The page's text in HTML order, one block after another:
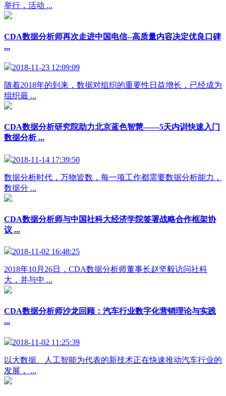
举行，活动 ...
CDA数据分析师再次走进中国电信--高质量内容决定优良口碑
...
2018-11-23 12:09:09
随着2018年的到来，数据对组织的重要性日益增长，已经成为
组织最 ...
CDA数据分析研究院助力北京蓝色智慧——5天内训快速入门
数据分析 ...
2018-11-14 17:39:50
数据分析时代，万物皆数，每一项工作都需要数据分析能力，
数据分 ...
CDA数据分析师与中国社科大经济学院签署战略合作框架协
议 ...
2018-11-02 16:48:25
2018年10月26日，CDA数据分析师董事长赵坚毅访问社科
大，并与中 ...
CDA数据分析师沙龙回顾：汽车行业数字化营销理论与实践
...
2018-11-02 11:25:39
以大数据、人工智能为代表的新技术正在快速推动汽车行业的
发展， ...